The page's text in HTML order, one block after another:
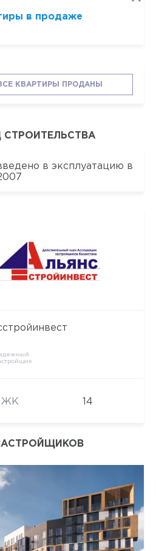
в продаже
КВАРТИРЫ ПРОДАНЫ
СТРОИТЕЛЬСТВА
в эксплуатацию в
ЖК 14